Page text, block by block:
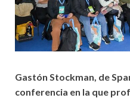
Gastón Stockman, de
conferencia en la que